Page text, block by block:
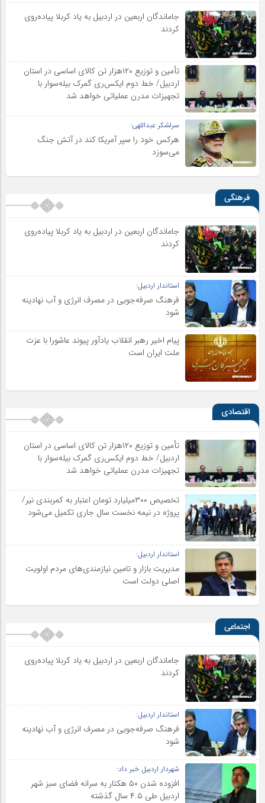
جاماندگان اربعین در اردبیل به یاد کربلا پیاده‌روی
کردند
تأمین و توزیع ۱۲۰هزار تن کالای اساسی در استان
اردبیل/ خط دوم ایکس‌ری گمرک بیله‌سوار با
تجهیزات مدرن عملیاتی خواهد شد
سرلشکر عبداللهی:
هرکس خود را سپر آمریکا کند در آتش جنگ
می‌سوزد
فرهنگی
جاماندگان اربعین در اردبیل به یاد کربلا پیاده‌روی
کردند
استاندار اردبیل:
فرهنگ صرفه‌جویی در مصرف انرژی و آب نهادینه
شود
پیام اخیر رهبر انقلاب یادآور پیوند عاشورا با عزت
ملت ایران است
اقتصادی
تأمین و توزیع ۱۲۰هزار تن کالای اساسی در استان
اردبیل/ خط دوم ایکس‌ری گمرک بیله‌سوار با
تجهیزات مدرن عملیاتی خواهد شد
تخصیص ۳۰۰میلیارد تومان اعتبار به کمربندی نیر/
پروژه در نیمه نخست سال جاری تکمیل می‌شود
استاندار اردبیل:
مدیریت بازار و تامین نیازمندی‌های مردم اولویت‌
اصلی دولت است
اجتماعی
جاماندگان اربعین در اردبیل به یاد کربلا پیاده‌روی
کردند
استاندار اردبیل:
فرهنگ صرفه‌جویی در مصرف انرژی و آب نهادینه
شود
شهردار اردبیل خبر داد:
افزوده شدن ۵۰ هکتار به سرانه فضای سبز شهر
اردبیل طی ۴.۵ سال گذشته